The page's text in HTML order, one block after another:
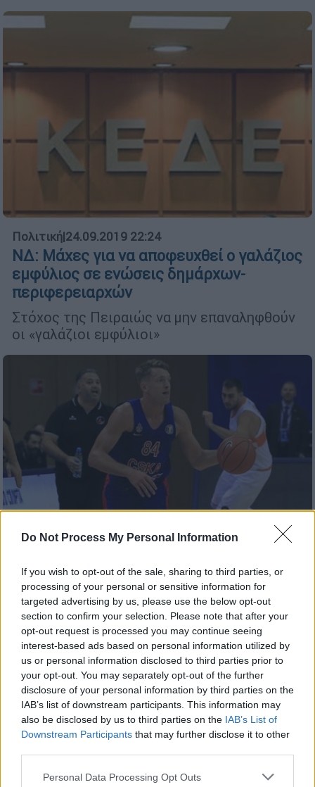
Do Not Process My Personal Information
If you wish to opt-out of the sale, sharing to third parties, or
processing of your personal or sensitive information for
targeted advertising by us, please use the below opt-out
section to confirm your selection. Please note that after your
opt-out request is processed you may continue seeing
interest-based ads based on personal information utilized by
us or personal information disclosed to third parties prior to
your opt-out. You may separately opt-out of the further
disclosure of your personal information by third parties on the
IAB’s list of downstream participants. This information may
also be disclosed by us to third parties on the IAB’s List of
Downstream Participants that may further disclose it to other
Please note that this website/app uses one or more Google
Personal Data Processing Opt Outs
Πολιτική|24.09.2019 22:24
ΝΔ: Μάχες για να αποφευχθεί ο γαλάζιος
εμφύλιος σε ενώσεις δημάρχων-
περιφερειαρχών
Στόχος της Πειραιώς να μην επαναληφθούν
οι «γαλάζιοι εμφύλιοι»
Αθλητισμός|24.09.2019 22:18
Gomelsky Cup: Διδακτική ήττα για τον
Προμηθέα από την ΤΣΣΚΑ Μόσχας
Η ομάδα της Πάτρας πάλεψε, αλλά ηττήθηκε
77-57 από την ΤΣΣΚΑ Μόσχας στον δεύτερο
ημιτελικό και θα παίξει στον μικρό τελικό
με την Ούνικς Καζάν